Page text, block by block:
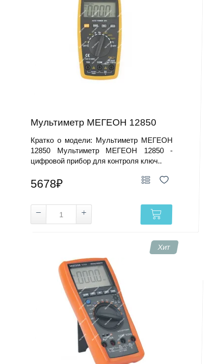
Мультиметр МЕГЕОН 12850
Кратко о модели: Мультиметр МЕГЕОН
12850 Мультиметр МЕГЕОН 12850 -
цифровой прибор для контроля ключ..
5678₽
Хит